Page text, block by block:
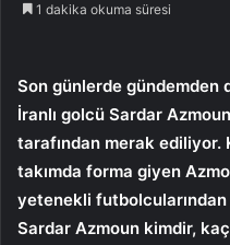
1 dakika okuma süresi
Son günlerde gündemden
İranlı golcü Sardar
tarafından merak
takımda forma giyen
yetenekli
Sardar Azmoun kimdir,